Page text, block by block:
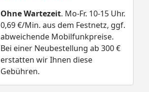
Ohne Wartezeit. Mo-Fr. 10-15 Uhr.
0,69 €/Min. aus dem Festnetz, ggf.
abweichende Mobilfunkpreise.
Bei einer Neubestellung ab 300 €
erstatten wir Ihnen diese
Gebühren.